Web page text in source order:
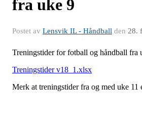
fra uke 9
Postet av Lensvik IL - Håndball den 28.
Treningstider for fotball og håndball fra
Treningstider v18_1.xlsx
Merk at treningstider fra og med uke 11